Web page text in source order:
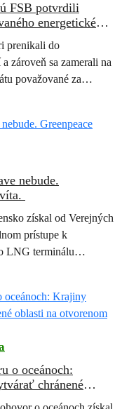
FSB potvrdili
energetického
cestou z krízy.
prenikali do
zároveň sa zamerali na
považované za
nebude.
získal od Verejných
prístupe k
LNG terminálu
projektu…
o oceánoch:
chránené